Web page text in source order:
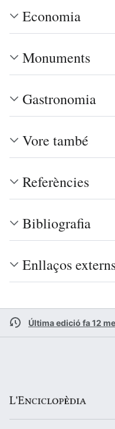
Economia
Monuments
Gastronomia
Vore també
Referències
Bibliografia
Enllaços
Última edició fa 12